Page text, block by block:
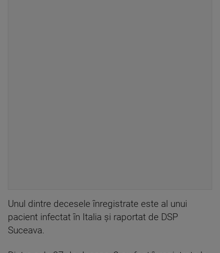
Unul dintre decesele înregistrate este al unui
pacient infectat în Italia și raportat de DSP
Suceava.